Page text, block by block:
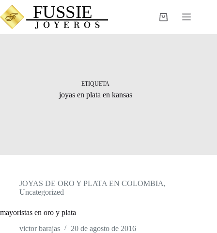
Saltar
al
contenido
Carro
ETIQUETA
joyas en plata en kansas
JOYAS DE ORO Y PLATA EN COLOMBIA,
Uncategorized
mayoristas en oro y plata
victor barajas
20 de agosto de 2016